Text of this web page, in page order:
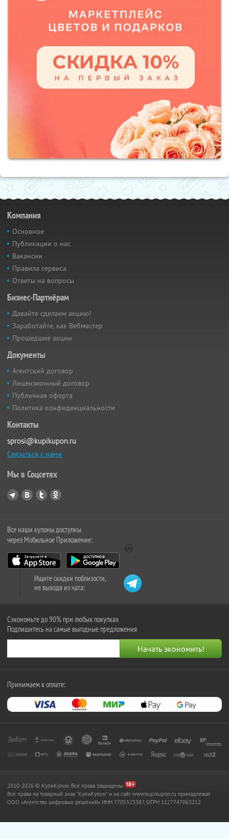
Компания
Основное
Публикации о нас
Вакансии
Правила сервиса
Ответы на вопросы
Бизнес-Партнёрам
Давайте сделаем акцию!
Заработайте, как Вебмастер
Прошедшие акции
Документы
Агентский договор
Лицензионный договор
Публичная оферта
Политика конфиденциальности
Контакты
sprosi@kupikupon.ru
Связаться с нами
Мы в Соцсетях
Все наши купоны доступны
через Мобильное Приложение:
Ищите скидки поблизости,
не выходя из чата:
Сэкономьте до 90% при любых покупках
Подпишитесь на самые выгодные предложения
Принимаем к оплате:
2010-2026 © КупиКупон. Все права защищены.
Все права на товарный знак "КупиКупон" и на сайт www.kupikupon.ru принадлежат
OOO «Агентство цифровых решений» ИНН 7705523387, ОГРН 1127747063212